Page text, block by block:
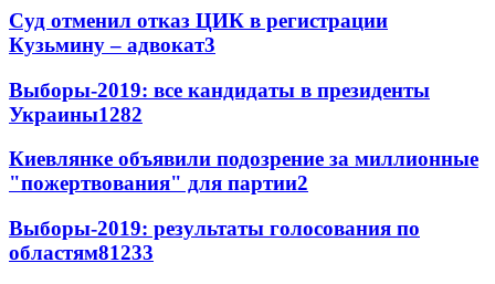
Суд отменил отказ ЦИК в регистрации
Кузьмину – адвокат3
Выборы-2019: все кандидаты в президенты
Украины1282
Киевлянке объявили подозрение за миллионные
"пожертвования" для партии2
Выборы-2019: результаты голосования по
областям81233